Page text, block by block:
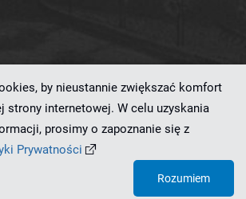
oprogramowaniu
by nieustannie zwiększać komfort
strony internetowej. W celu uzyskania
prosimy o zapoznanie się z
Prywatności
Rozumiem